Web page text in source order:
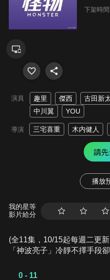
下架時間
演員 趣里 傑西 古田新
中川翼
YOU
導演 三宅喜重 木内健人
請
播放
我的星等
影片給分
(全11集，10/15起每週二更
「神波亮子」冷靜不擇手段
性深處如怪物般的黑暗面。
0 - 11